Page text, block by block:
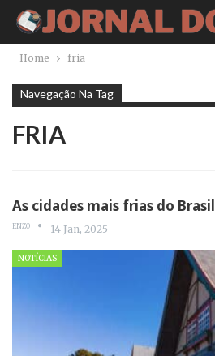
Home fria
Navegação Na Tag
FRIA
As cidades mais frias do Brasil
ENZO 14 Jan, 2025
NOTÍCIAS